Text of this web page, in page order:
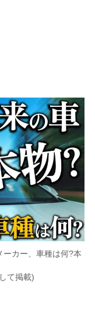
ーカー、車種は何?本
て掲載)